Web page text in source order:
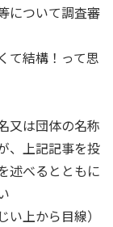
について調査審
て結構！って思
又は団体の名称
、上記記事を投
述べるとともに
い上から目線）